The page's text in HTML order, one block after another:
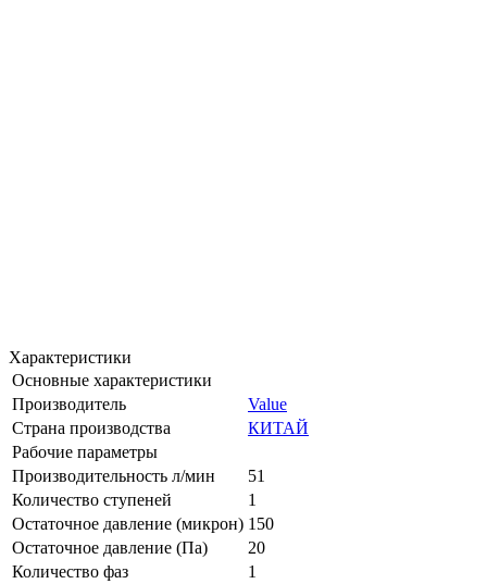
Характеристики
Основные характеристики
Производитель
Value
Страна производства
КИТАЙ
Рабочие параметры
Производительность л/мин
51
Количество ступеней
1
Остаточное давление (микрон) 150
Остаточное давление (Па)
20
Количество фаз
1